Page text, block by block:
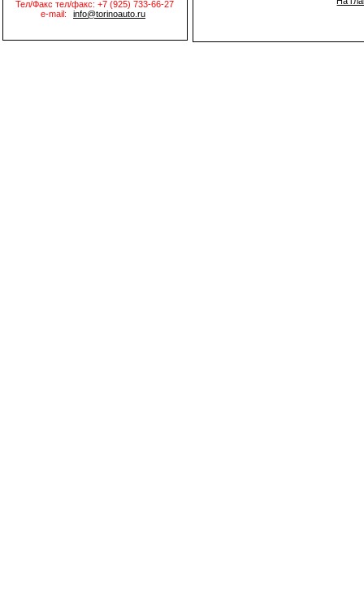
Тел/Факс тел/факс: +7 (925) 733-66-27
e-mail:
info@torinoauto.ru